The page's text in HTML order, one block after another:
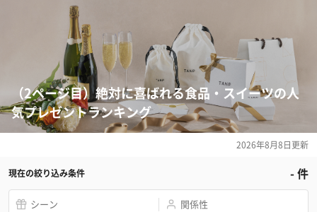
（2ページ目）絶対に喜ばれる食品・スイーツの人
気プレゼントランキング
2026年8月8日更新
現在の絞り込み条件 -件
シーン 関係性